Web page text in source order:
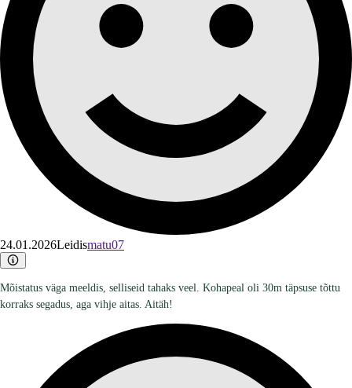
24.01.2026Leidismatu07
Mõistatus väga meeldis, selliseid tahaks veel. Kohapeal oli 30m täpsuse tõttu
korraks segadus, aga vihje aitas. Aitäh!